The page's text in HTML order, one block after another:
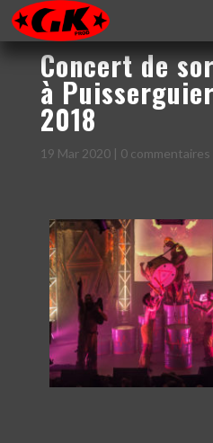
Concert de
à
2018
19 Mar 2020| 0 commentaires